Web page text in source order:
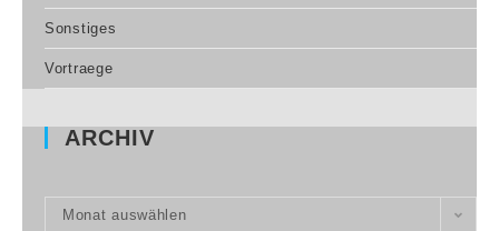
Sonstiges
Vortraege
ARCHIV
Monat auswählen